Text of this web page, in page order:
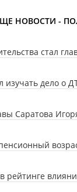
НОВОСТИ -
стал
изучать дело о
Саратова
рейтинге